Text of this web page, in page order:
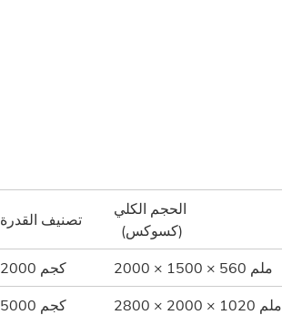
تصنيف القدرة
الحجم الكلي
(كسوكس)
2000 كجم 2000 × 1500 × 560 ملم
5000 كجم 2800 × 2000 × 1020 ملم